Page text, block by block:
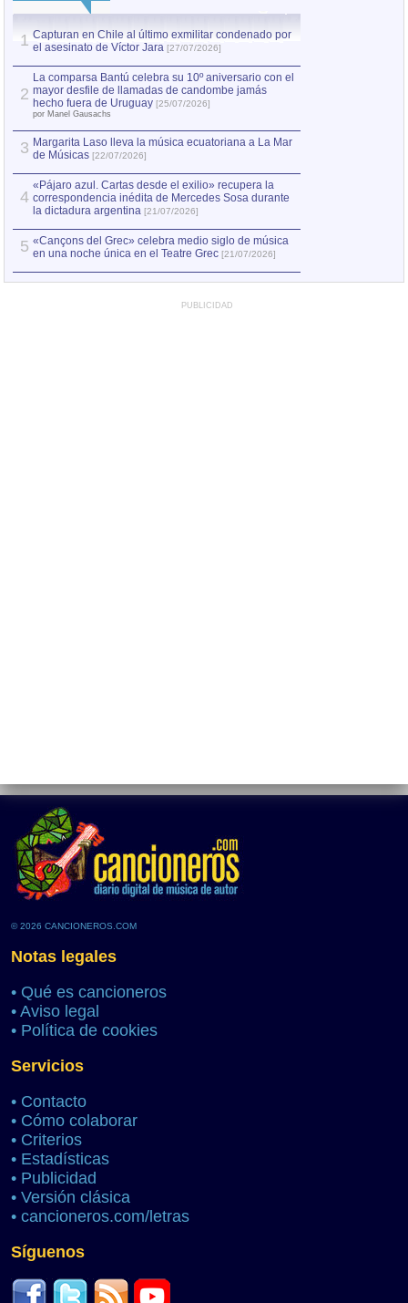
1 Capturan en Chile al último exmilitar condenado por
el asesinato de Víctor Jara [27/07/2026]
2
La comparsa Bantú celebra su 10º aniversario con el
mayor desfile de llamadas de candombe jamás
hecho fuera de Uruguay [25/07/2026]
por Manel Gausachs
3 Margarita Laso lleva la música ecuatoriana a La Mar
de Músicas [22/07/2026]
4
«Pájaro azul. Cartas desde el exilio» recupera la
correspondencia inédita de Mercedes Sosa durante
la dictadura argentina [21/07/2026]
5 «Cançons del Grec» celebra medio siglo de música
en una noche única en el Teatre Grec [21/07/2026]
PUBLICIDAD
© 2026 CANCIONEROS.COM
Notas legales
• Qué es cancioneros
• Aviso legal
• Política de cookies
Servicios
• Contacto
• Cómo colaborar
• Criterios
• Estadísticas
• Publicidad
• Versión clásica
• cancioneros.com/letras
Síguenos